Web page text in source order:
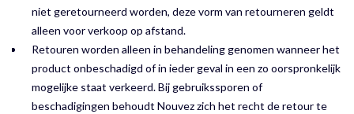
niet geretourneerd worden, deze vorm van retourneren geldt
alleen voor verkoop op afstand.
Retouren worden alleen in behandeling genomen wanneer het
product onbeschadigd of in ieder geval in een zo oorspronkelijk
mogelijke staat verkeerd. Bij gebruikssporen of
beschadigingen behoudt Nouvez zich het recht de retour te